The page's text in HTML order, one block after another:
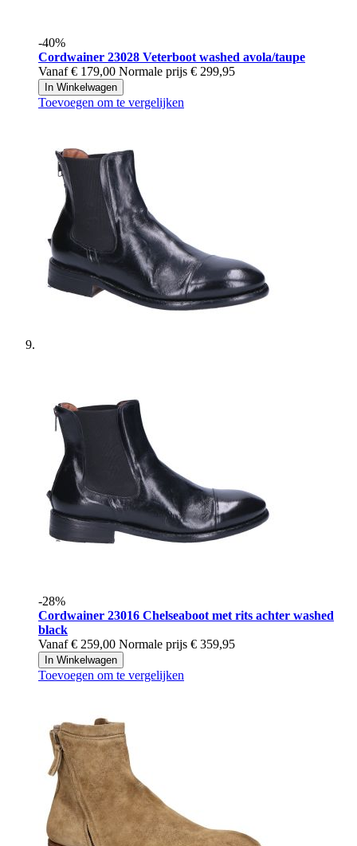
-40%
Cordwainer 23028 Veterboot washed avola/taupe
Vanaf € 179,00 Normale prijs € 299,95
In Winkelwagen
Toevoegen om te vergelijken
-28%
Cordwainer 23016 Chelseaboot met rits achter washed
black
Vanaf € 259,00 Normale prijs € 359,95
In Winkelwagen
Toevoegen om te vergelijken